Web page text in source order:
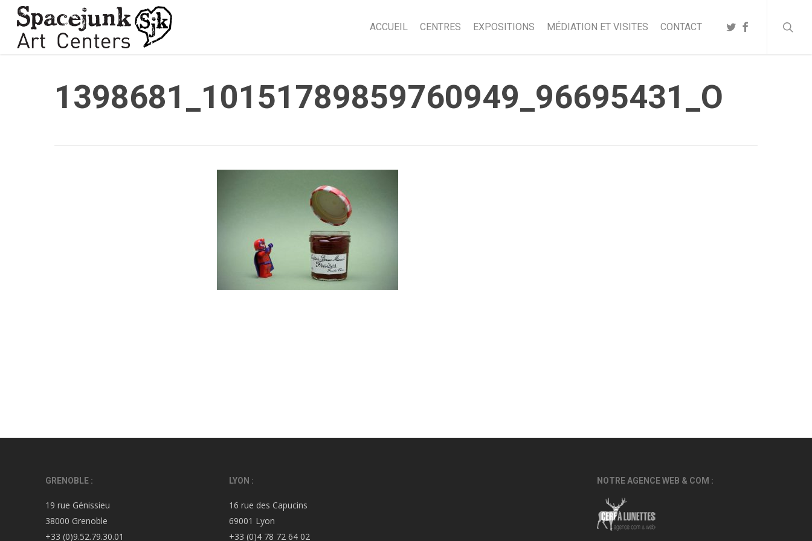
ACCUEIL CENTRES EXPOSITIONS MÉDIATION ET VISITES CONTACT TWITTER
FACEBOOK
1398681_10151789859760949_96695431_O
GRENOBLE :
19 rue Génissieu
38000 Grenoble
+33 (0)9.52.79.30.01
LYON :
16 rue des Capucins
69001 Lyon
+33 (0)4 78 72 64 02
NOTRE AGENCE WEB & COM :